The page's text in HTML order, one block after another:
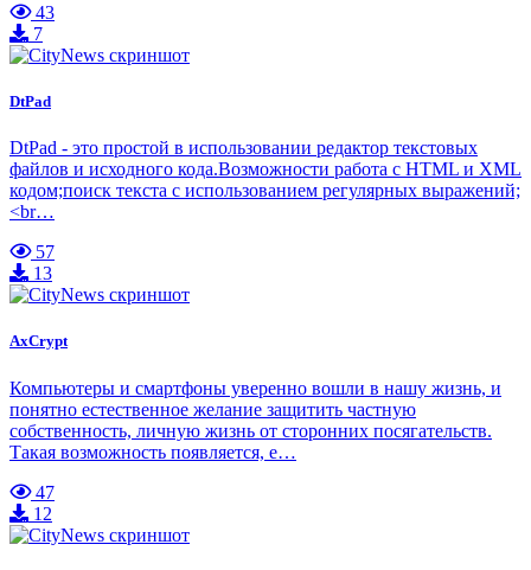
43
7
DtPad
DtPad - это простой в использовании редактор текстовых
файлов и исходного кода.Возможности работа с HTML и XML
кодом;поиск текста с использованием регулярных выражений;
<br…
57
13
AxCrypt
Компьютеры и смартфоны уверенно вошли в нашу жизнь, и
понятно естественное желание защитить частную
собственность, личную жизнь от сторонних посягательств.
Такая возможность появляется, е…
47
12